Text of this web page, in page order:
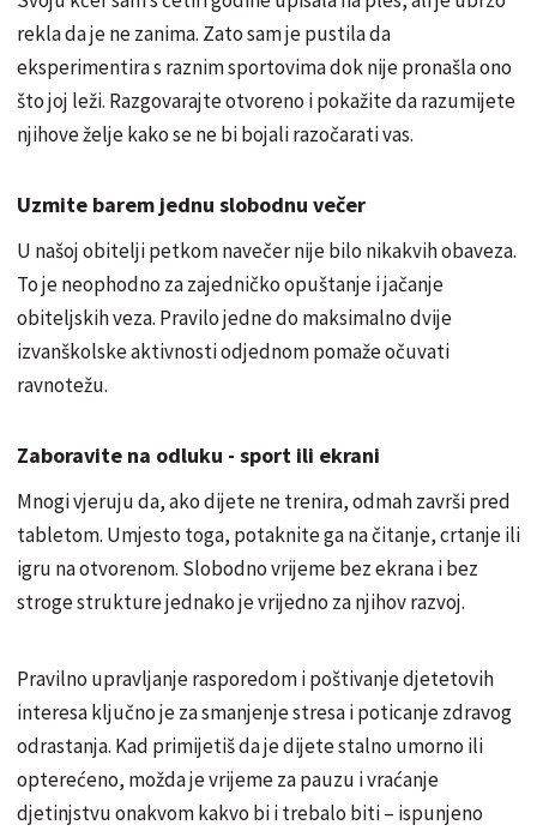
rekla da je ne zanima. Zato sam je pustila da
eksperimentira s raznim sportovima dok nije pronašla ono
što joj leži. Razgovarajte otvoreno i pokažite da razumijete
njihove želje kako se ne bi bojali razočarati vas.
Uzmite barem jednu slobodnu večer
U našoj obitelji petkom navečer nije bilo nikakvih obaveza.
To je neophodno za zajedničko opuštanje i jačanje
obiteljskih veza. Pravilo jedne do maksimalno dvije
izvanškolske aktivnosti odjednom pomaže očuvati
ravnotežu.
Zaboravite na odluku - sport ili ekrani
Mnogi vjeruju da, ako dijete ne trenira, odmah završi pred
tabletom. Umjesto toga, potaknite ga na čitanje, crtanje ili
igru na otvorenom. Slobodno vrijeme bez ekrana i bez
stroge strukture jednako je vrijedno za njihov razvoj.
Pravilno upravljanje rasporedom i poštivanje djetetovih
interesa ključno je za smanjenje stresa i poticanje zdravog
odrastanja. Kad primijetiš da je dijete stalno umorno ili
opterećeno, možda je vrijeme za pauzu i vraćanje
djetinjstvu onakvom kakvo bi i trebalo biti – ispunjeno